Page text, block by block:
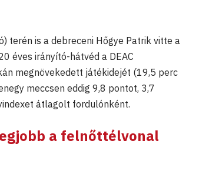
terén is a debreceni Hőgye Patrik vitte a
éves irányító-hátvéd a DEAC
megnövekedett játékidejét (19,5 perc
meccsen eddig 9,8 pontot, 3,7
átlagolt fordulónként.
a felnőttélvonal